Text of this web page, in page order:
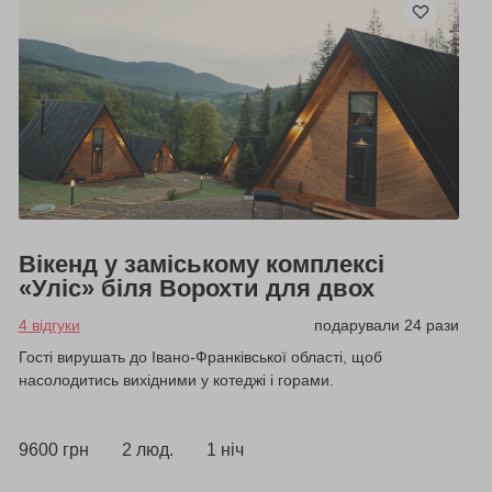
Вікенд у заміському комплексі
«Уліс» біля Ворохти для двох
4 відгуки
подарували 24 рази
Гості вирушать до Івано-Франківської області, щоб
насолодитись вихідними у котеджі і горами.
9600 грн 2 люд. 1 ніч